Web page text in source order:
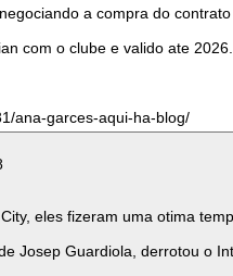
a compra do
com o clube e valido ate
ana-garces-aqui-ha-blog/
eles fizeram uma otima
Josep Guardiola, derrotou o